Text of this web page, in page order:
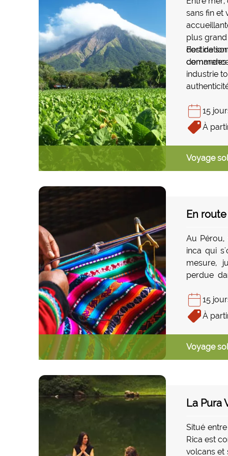
sans fin et
plus
demandes
Fort de
industrie
15
À
Voyage
En
Au
inca qui
mesure,
perdue
pays
voyage
15
À
Voyage
La Pura
Situé
Rica est
volcans et